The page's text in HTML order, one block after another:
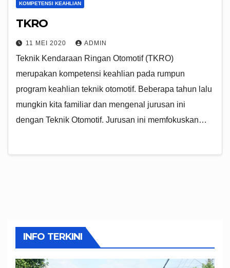
KOMPETENSI KEAHLIAN
TKRO
11 MEI 2020 ADMIN
Teknik Kendaraan Ringan Otomotif (TKRO)
merupakan kompetensi keahlian pada rumpun
program keahlian teknik otomotif. Beberapa tahun lalu
mungkin kita familiar dan mengenal jurusan ini
dengan Teknik Otomotif. Jurusan ini memfokuskan…
INFO TERKINI